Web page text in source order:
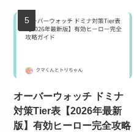
オーバーウォッチ ドミナ
対策Tier表【2026年最新
版】有効ヒーロー完全攻略